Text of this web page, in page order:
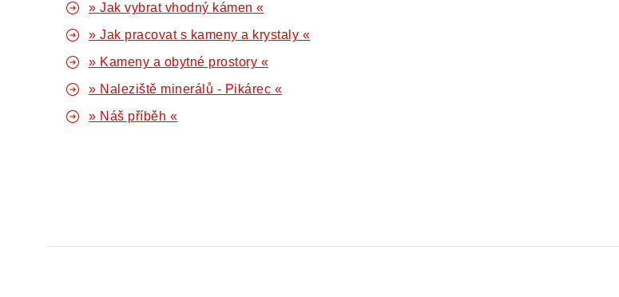
» Jak vybrat vhodný kámen «
» Jak pracovat s kameny a krystaly «
» Kameny a obytné prostory «
» Naleziště minerálů - Pikárec «
» Náš příběh «